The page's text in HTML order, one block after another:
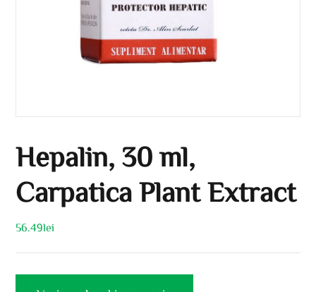
Hepalin, 30 ml,
Carpatica Plant Extract
56.49lei